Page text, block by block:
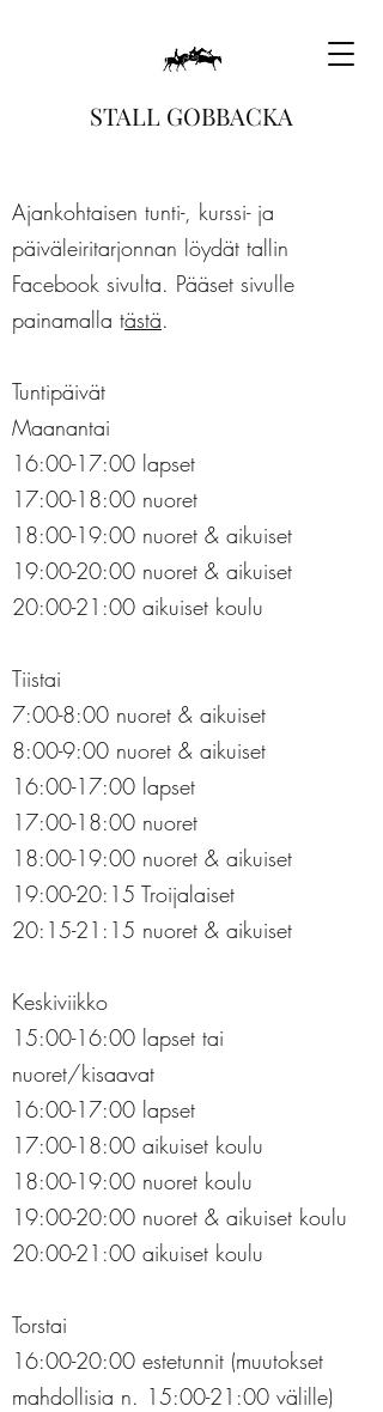
STALL GOBBACKA
Ajankohtaisen tunti-, kurssi- ja
päiväleiritarjonnan löydät tallin
Facebook sivulta. Pääset sivulle
painamalla tästä.
Tuntipäivät
Maanantai
16:00-17:00 lapset
17:00-18:00 nuoret
18:00-19:00 nuoret & aikuiset
19:00-20:00 nuoret & aikuiset
20:00-21 :00 aikuiset koulu
Tiistai
7:00-8:00 nuoret & aikuiset
8:00-9:00 nuoret & aikuiset
16:00-17:00 lapset
17:00-18:00 nuoret
18:00-19:00 nuoret & aikuiset
19:00-20:15 Troijalaiset
20:15-21 :15 nuoret & aikuiset
Keskiviikko
15:00-16:00 lapset tai
nuoret/kisaavat
16:00-17:00 lapset
17:00-18:00 aikuiset koulu
18:00-19:00 nuoret koulu
19:00-20:00 nuoret & aikuiset koulu
20:00-21 :00 aikuiset koulu
Torstai
16:00-20:00 estetunnit (muutokset
mahdollisia n. 15:00-21:00 välille)